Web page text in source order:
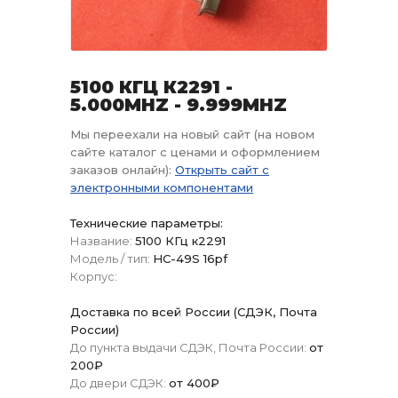
5100 КГЦ К2291 -
5.000MHZ - 9.999MHZ
Мы переехали на новый сайт (на новом
сайте каталог с ценами и оформлением
заказов онлайн): Открыть сайт с
электронными компонентами
Технические параметры:
Название: 5100 КГц к2291
Модель / тип: HC-49S 16pf
Корпус:
Доставка по всей России (СДЭК, Почта
России)
До пункта выдачи СДЭК, Почта России: от
200₽
До двери СДЭК: от 400₽